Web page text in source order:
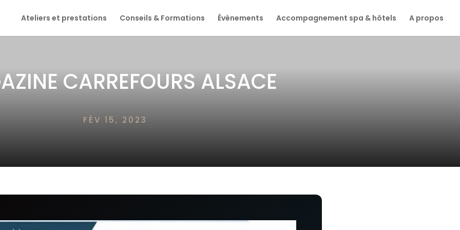
Ateliers et prestations Conseils & Formations Évènements Accompagnement spa & hôtels A propos
CARREFOURS ALSACE
FÉV 15, 2023